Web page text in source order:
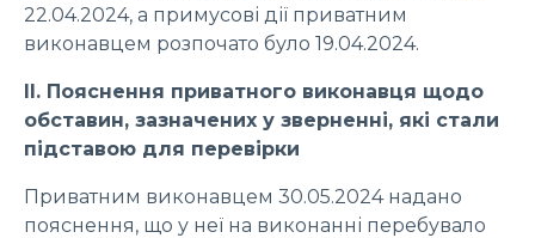
22.04.2024, а примусові дії приватним
виконавцем розпочато було 19.04.2024.
ІІ. Пояснення приватного виконавця щодо
обставин, зазначених у зверненні, які стали
підставою для перевірки
Приватним виконавцем 30.05.2024 надано
пояснення, що у неї на виконанні перебувало